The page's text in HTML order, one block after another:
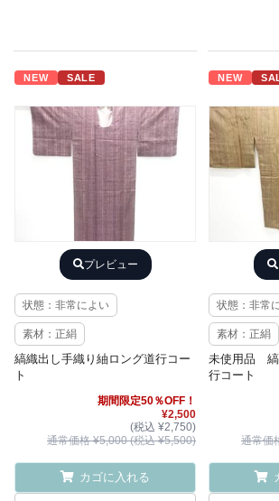
NEW SALE
プレビュー
状態：非常によい
素材：正絹
縞織出し手織り紬ロング道行コー
ト
期間限定50％OFF！
¥2,500
(税込 ¥2,750)
通常価格 ¥5,000 (税込 ¥5,500)
カゴに入れる
NEW
状態：非常
素材：正絹
未使用品 縞
行コート
通常価